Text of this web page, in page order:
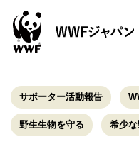
サポーター活動報告
野生生物を守る 希少